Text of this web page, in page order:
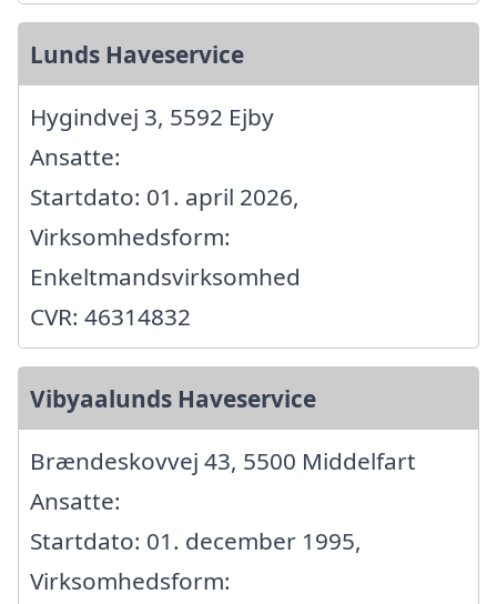
Lunds Haveservice
Hygindvej 3, 5592 Ejby
Ansatte:
Startdato: 01. april 2026,
Virksomhedsform:
Enkeltmandsvirksomhed
CVR: 46314832
Vibyaalunds Haveservice
Brændeskovvej 43, 5500 Middelfart
Ansatte:
Startdato: 01. december 1995,
Virksomhedsform: